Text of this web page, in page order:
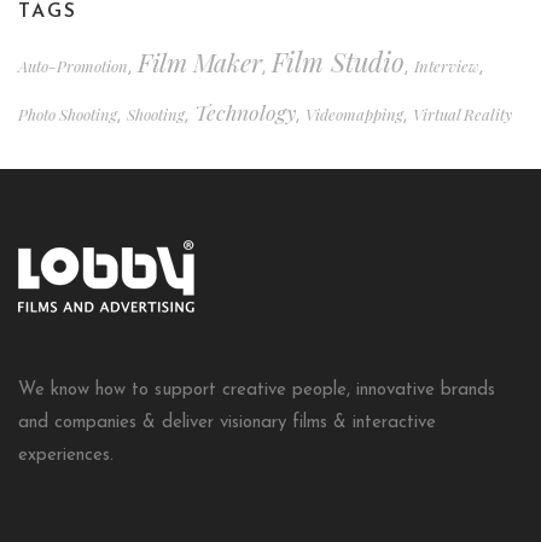
TAGS
Auto-Promotion, Film Maker,Film Studio, Interview,
Photo Shooting, Shooting, Technology, Videomapping, Virtual Reality
We know how to support creative people, innovative brands
and companies & deliver visionary films & interactive
experiences.